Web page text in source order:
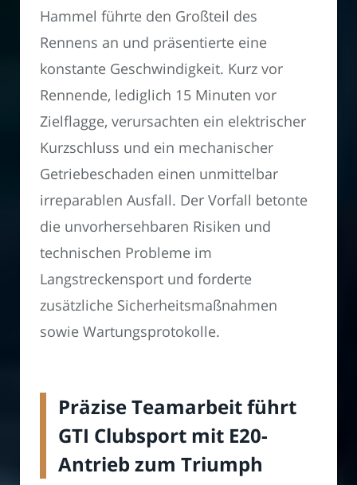
Hammel führte den Großteil des
Rennens an und präsentierte eine
konstante Geschwindigkeit. Kurz vor
Rennende, lediglich 15 Minuten vor
Zielflagge, verursachten ein elektrischer
Kurzschluss und ein mechanischer
Getriebeschaden einen unmittelbar
irreparablen Ausfall. Der Vorfall betonte
die unvorhersehbaren Risiken und
technischen Probleme im
Langstreckensport und forderte
zusätzliche Sicherheitsmaßnahmen
sowie Wartungsprotokolle.
Präzise Teamarbeit führt
GTI Clubsport mit E20-
Antrieb zum Triumph